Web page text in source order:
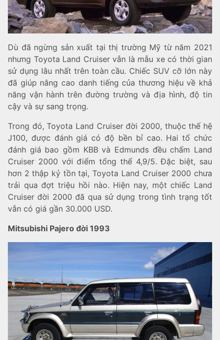
Dù đã ngừng sản xuất tại thị trường Mỹ từ năm 2021
nhưng Toyota Land Cruiser vẫn là mẫu xe có thời gian
sử dụng lâu nhất trên toàn cầu. Chiếc SUV cỡ lớn này
đã giúp nâng cao danh tiếng của thương hiệu về khả
năng vận hành trên đường trường và địa hình, độ tin
cậy và sự sang trọng.
Trong đó, Toyota Land Cruiser đời 2000, thuộc thế hệ
J100, được đánh giá có độ bền bỉ cao. Hai tổ chức
đánh giá bao gồm KBB và Edmunds đều chấm Land
Cruiser 2000 với điểm tổng thể 4,9/5. Đặc biệt, sau
hơn 2 thập kỷ tồn tại, Toyota Land Cruiser 2000 chưa
trải qua đợt triệu hồi nào. Hiện nay, một chiếc Land
Cruiser đời 2000 đã qua sử dụng trong tình trạng tốt
vẫn có giá gần 30.000 USD.
Mitsubishi Pajero đời 1993